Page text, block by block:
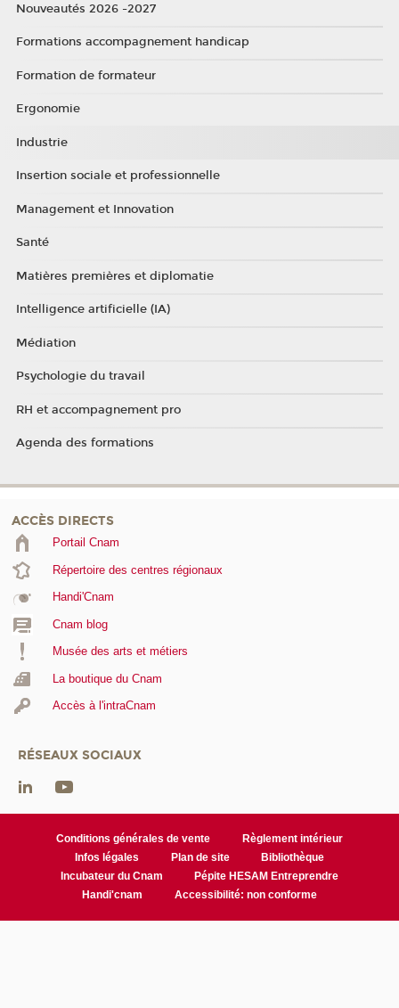
Nouveautés 2026 -2027
Formations accompagnement handicap
Formation de formateur
Ergonomie
Industrie
Insertion sociale et professionnelle
Management et Innovation
Santé
Matières premières et diplomatie
Intelligence artificielle (IA)
Médiation
Psychologie du travail
RH et accompagnement pro
Agenda des formations
ACCÈS DIRECTS
Portail Cnam
Répertoire des centres régionaux
Handi'Cnam
Cnam blog
Musée des arts et métiers
La boutique du Cnam
Accès à l'intraCnam
RÉSEAUX SOCIAUX
Conditions générales de vente
Règlement intérieur
Infos légales
Plan de site
Bibliothèque
Incubateur du Cnam
Pépite HESAM Entreprendre
Handi'cnam
Accessibilité: non conforme